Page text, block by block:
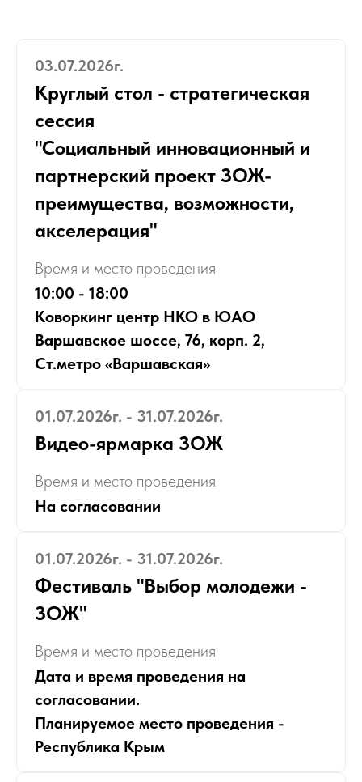
03.07.2026г.
Круглый стол - стратегическая
сессия
"Социальный инновационный и
партнерский проект ЗОЖ-
преимущества, возможности,
акселерация"
Время и место проведения
10:00 - 18:00
Коворкинг центр НКО в ЮАО
Варшавское шоссе, 76, корп. 2,
Ст.метро «Варшавская»
01.07.2026г. - 31.07.2026г.
Видео-ярмарка ЗОЖ
Время и место проведения
На согласовании
01.07.2026г. - 31.07.2026г.
Фестиваль "Выбор молодежи -
ЗОЖ"
Время и место проведения
Дата и время проведения на
согласовании.
Планируемое место проведения -
Республика Крым